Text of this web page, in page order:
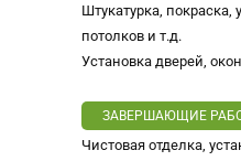
Штукатурка,
потолков и т.д.
Установка дверей,
ЗАВЕРШАЮЩИЕ
Чистовая отделка,